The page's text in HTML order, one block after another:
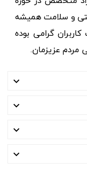
و سلامت همیشه
گرامی بوده
مردم عزیزمان.



